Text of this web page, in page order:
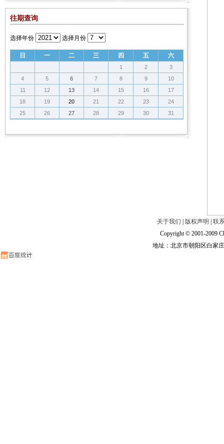
往期查询
选择年份 选择月份
日 一 二 三 四 五 六
1 2
3
4
5 6 7 8 9
10
11
12 13 14 15 16
17
18
19 20 21 22 23
24
25
26 27 28 29 30 31
关于我们 版权声明
联
Copyright © 2001-2009
地址：北京市朝阳区白家